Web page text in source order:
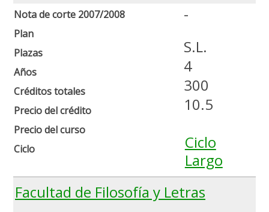
Nota de corte 2007/2008
Plan
Plazas
Años
Créditos totales
Precio del crédito
Precio del curso
Ciclo
-
S.L.
4
300
10.5
Ciclo
Largo
Facultad de Filosofía y Letras